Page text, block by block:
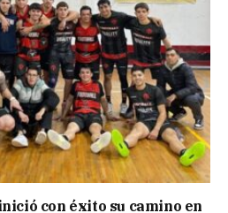
con éxito su camino en